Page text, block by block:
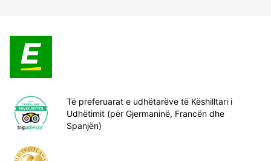
Të preferuarat e udhëtarëve të Këshilltari i
Udhëtimit (për Gjermaninë, Francën dhe
Spanjën)